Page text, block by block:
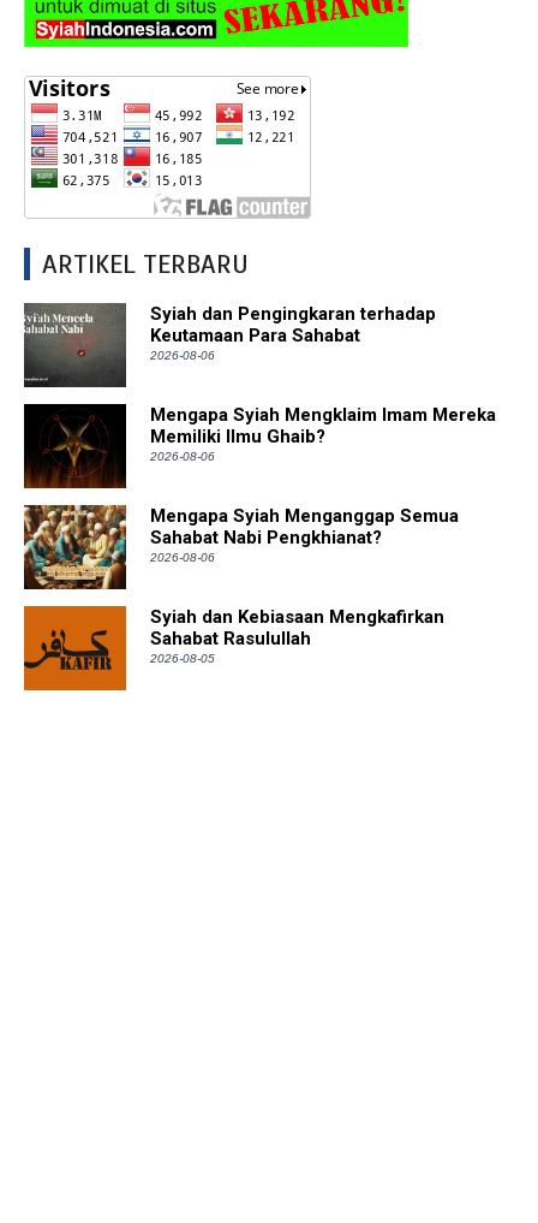
ARTIKEL TERBARU
Syiah dan Pengingkaran terhadap
Keutamaan Para Sahabat
2026-08-06
Mengapa Syiah Mengklaim Imam Mereka
Memiliki Ilmu Ghaib?
2026-08-06
Mengapa Syiah Menganggap Semua
Sahabat Nabi Pengkhianat?
2026-08-06
Syiah dan Kebiasaan Mengkafirkan
Sahabat Rasulullah
2026-08-05